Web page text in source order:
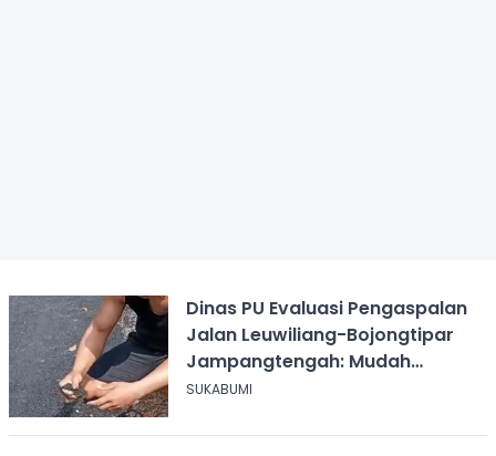
Dinas PU Evaluasi Pengaspalan
Jalan Leuwiliang-Bojongtipar
Jampangtengah: Mudah
Mengelupas
SUKABUMI